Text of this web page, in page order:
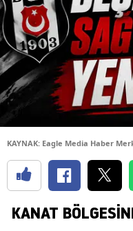
KAYNAK: Eagle Media Haber
KANAT